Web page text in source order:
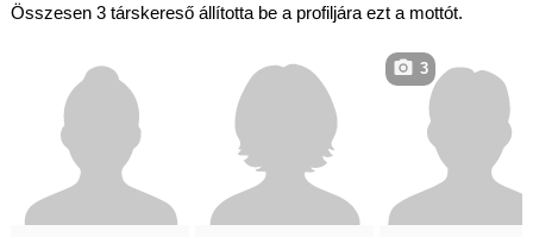
Összesen 3 társkereső állította be a profiljára ezt a mottót.
3